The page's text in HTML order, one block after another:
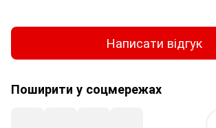
Написати відгук
Поширити у соцмережах